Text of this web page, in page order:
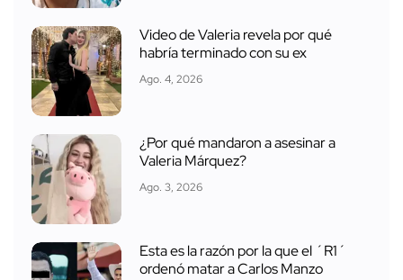
Video de Valeria revela por qué
habría terminado con su ex
Ago. 4, 2026
¿Por qué mandaron a asesinar a
Valeria Márquez?
Ago. 3, 2026
Esta es la razón por la que el ´R1´
ordenó matar a Carlos Manzo